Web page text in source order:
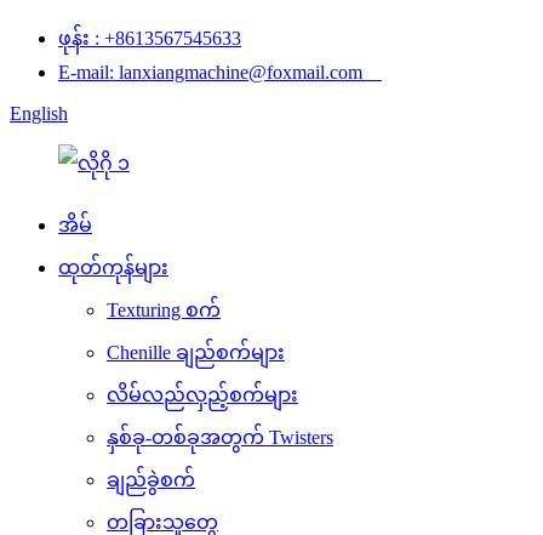
ဖုန်း : +8613567545633
E-mail: lanxiangmachine@foxmail.com
English
အိမ်
ထုတ်ကုန်များ
Texturing စက်
Chenille ချည်စက်များ
လိမ်လည်လှည့်စက်များ
နှစ်ခု-တစ်ခုအတွက် Twisters
ချည်ခွဲစက်
တခြားသူတွေ